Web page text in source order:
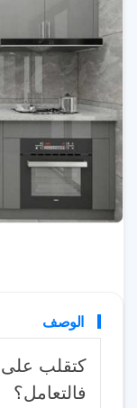
الوصف
كتقلب
فالتعامل؟